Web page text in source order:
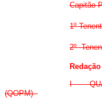
Capitão
1º
2º
I -
(QOPM)